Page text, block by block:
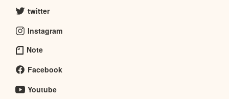
twitter
Instagram
Note
Facebook
Youtube